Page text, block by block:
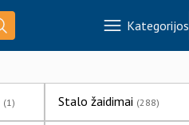
Kategorijos
(1) Stalo žaidimai (288)